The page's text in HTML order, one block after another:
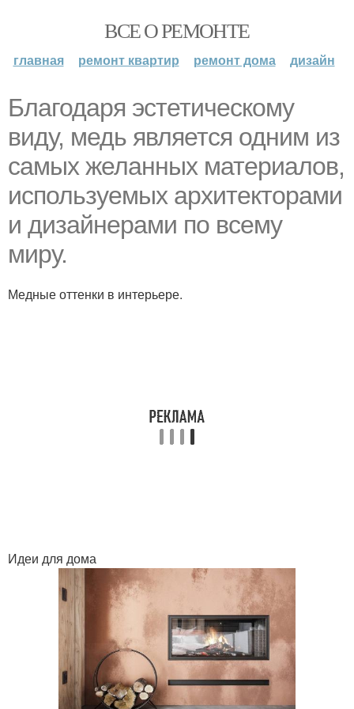
ВСЕ О РЕМОНТЕ
главная ремонт квартир ремонт дома дизайн
Благодаря эстетическому
виду, медь является одним из
самых желанных материалов,
используемых архитекторами
и дизайнерами по всему
миру.
Медные оттенки в интерьере.
Идеи для дома